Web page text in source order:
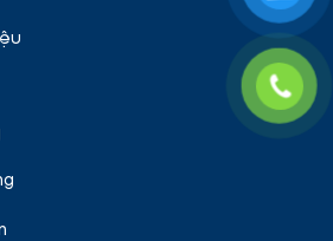
cherry
mẽ. Đây là lựa chọn tuyệt vời